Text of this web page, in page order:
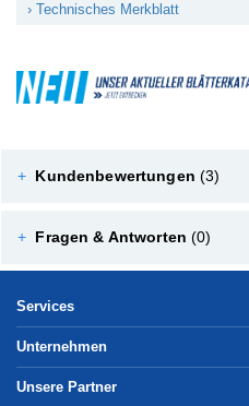
› Technisches Merkblatt
+ Kundenbewertungen (3)
+ Fragen & Antworten (0)
Services
Unternehmen
Unsere Partner